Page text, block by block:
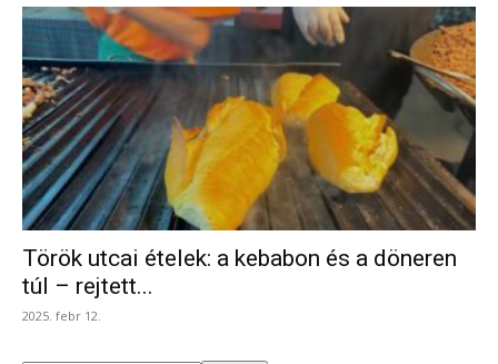
Török utcai ételek: a kebabon és a döneren
túl – rejtett...
2025. febr 12.